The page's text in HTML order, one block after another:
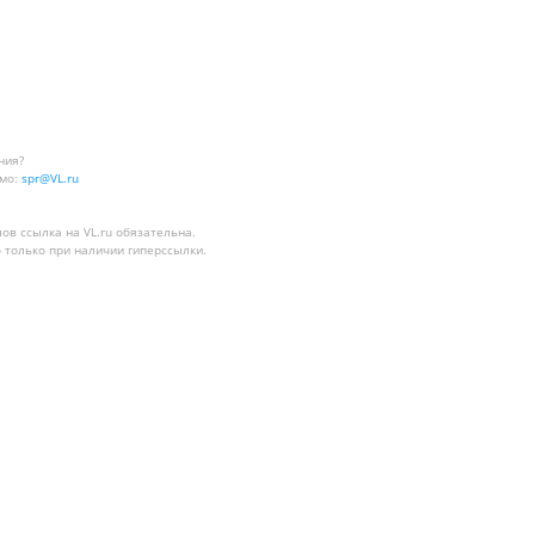
spr@VL.ru
ссылка на VL.ru обязательна.
при наличии гиперссылки.